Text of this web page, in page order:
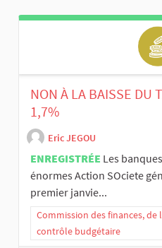
NON À LA BAISSE DU
1,7%
Eric JEGOU
ENREGISTRÉE Les
énormes Action SOciete
premier janvie...
Commission des finances, de
contrôle budgétaire